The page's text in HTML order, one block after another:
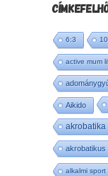
6:3
active mum
Aikido
akrobatika
akrobatikus
alkalmi sport